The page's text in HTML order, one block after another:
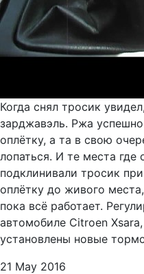
Когда снял тросик
зарджавэль. Ржа
оплётку, а та в свою
лопаться. И те места где
подклинивали тросик
оплётку до живого
пока всё работает.
автомобиле Citroen
установлены новые
21 May 2016